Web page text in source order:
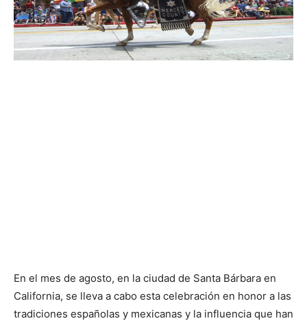
En el mes de agosto, en la ciudad de Santa Bárbara en
California, se lleva a cabo esta celebración en honor a las
tradiciones españolas y mexicanas y la influencia que han